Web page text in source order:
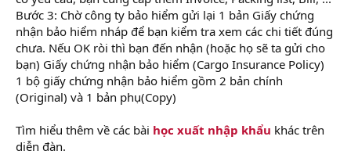
Bước 3: Chờ công ty bảo hiểm gửi lại 1 bản Giấy chứng
nhận bảo hiểm nháp để bạn kiểm tra xem các chi tiết đúng
chưa. Nếu OK ròi thì bạn đến nhận (hoặc họ sẽ ta gửi cho
bạn) Giấy chứng nhận bảo hiểm (Cargo Insurance Policy)
1 bộ giấy chứng nhận bảo hiểm gồm 2 bản chính
(Original) và 1 bản phụ(Copy)
Tìm hiểu thêm về các bài học xuất nhập khẩu khác trên
diễn đàn.